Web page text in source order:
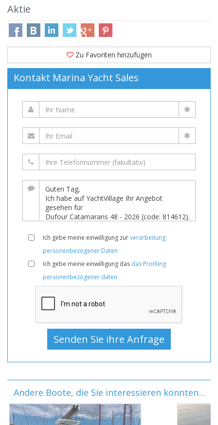
Aktie
Zu Favoriten hinzufügen
Kontakt Marina Yacht Sales
Ich gebe meine einwilligung zurverarbeitung
personenbezogener Daten
Ich gebe meine einwilligung das das Profiling
personenbezogener daten
Andere Boote, die Sie interessieren könnten...